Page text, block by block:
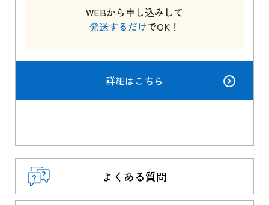
WEBから申し込みして
発送するだけでOK！
詳細はこちら
よくある質問